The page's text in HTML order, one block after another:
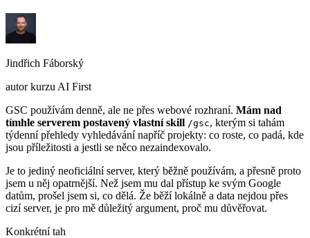
Jindřich Fáborský
autor kurzu AI First
GSC používám denně, ale ne přes webové rozhraní. Mám nad
tímhle serverem postavený vlastní skill /gsc, kterým si tahám
týdenní přehledy vyhledávání napříč projekty: co roste, co padá, kde
jsou příležitosti a jestli se něco nezaindexovalo.
Je to jediný neoficiální server, který běžně používám, a přesně proto
jsem u něj opatrnější. Než jsem mu dal přístup ke svým Google
datům, prošel jsem si, co dělá. Že běží lokálně a data nejdou přes
cizí server, je pro mě důležitý argument, proč mu důvěřovat.
Konkrétní tah